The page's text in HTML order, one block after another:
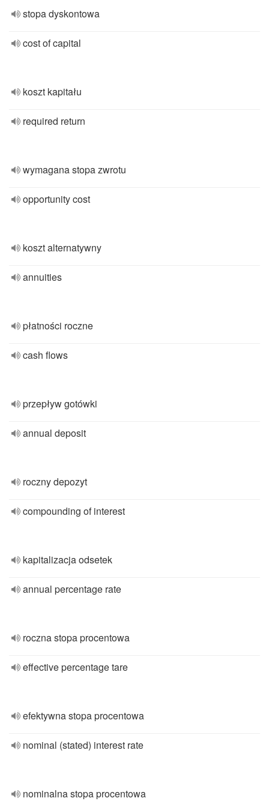
stopa dyskontowa
cost of capital
koszt kapitału
required return
wymagana stopa zwrotu
opportunity cost
koszt alternatywny
annuities
płatności roczne
cash flows
przepływ gotówki
annual deposit
roczny depozyt
compounding of interest
kapitalizacja odsetek
annual percentage rate
roczna stopa procentowa
effective percentage tare
efektywna stopa procentowa
nominal (stated) interest rate
nominalna stopa procentowa